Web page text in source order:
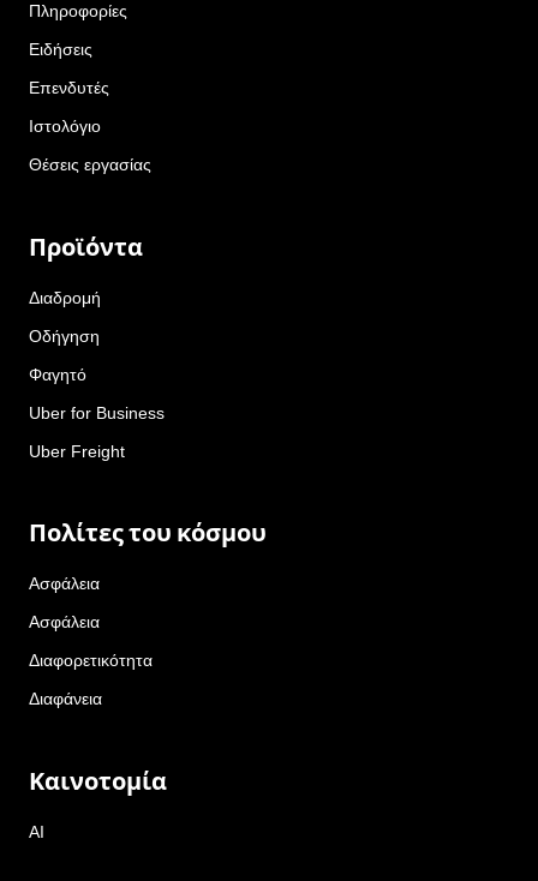
Πληροφορίες
Ειδήσεις
Επενδυτές
Ιστολόγιο
Θέσεις εργασίας
Προϊόντα
Διαδρομή
Οδήγηση
Φαγητό
Uber for Business
Uber Freight
Πολίτες του κόσμου
Ασφάλεια
Ασφάλεια
Διαφορετικότητα
Διαφάνεια
Καινοτομία
AI